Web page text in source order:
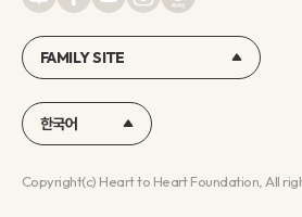
Copyright(c) Heart to Heart Foundation, All
FAMILY SITE
한국어